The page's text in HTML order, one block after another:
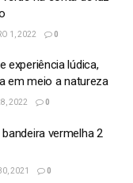
1, 2022 0
experiência lúdica,
em meio a natureza
2022 0
vermelha 2
2021 0